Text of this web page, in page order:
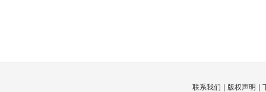
联系我们 版权声明